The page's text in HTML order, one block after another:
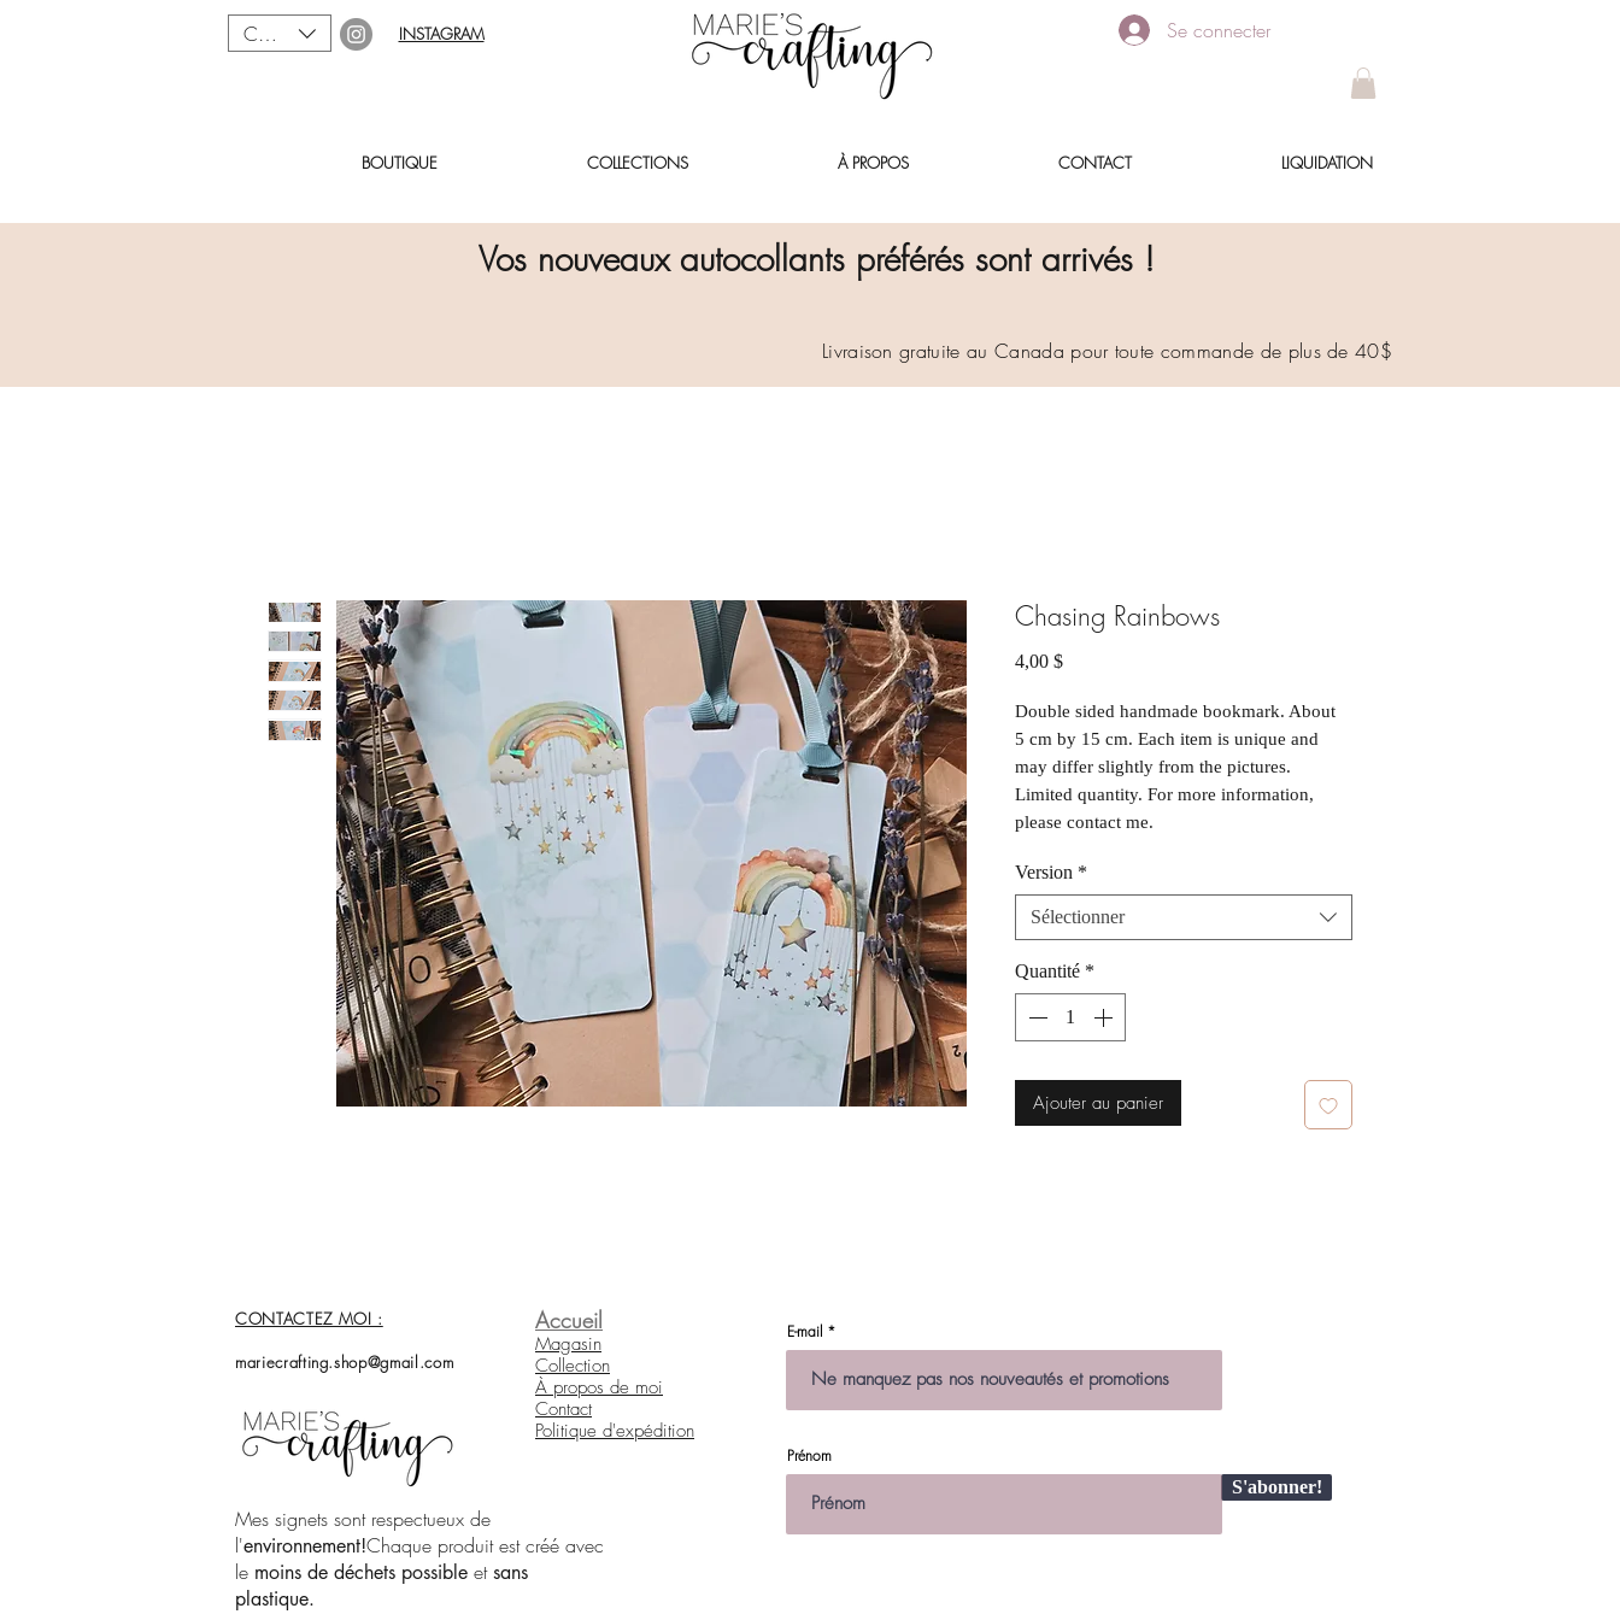
CAD (C$) INSTAGRAM Se connecter
BOUTIQUE COLLECTIONS À PROPOS CONTACT LIQUIDATION
Vos nouveaux autocollants préférés sont arrivés !
Livraison gratuite au Canada pour toute commande de plus de 40$
Chasing Rainbows
4,00 $Prix
Double sided handmade bookmark. About
5 cm by 15 cm. Each item is unique and
may differ slightly from the pictures.
Limited quantity. For more information,
please contact me.
Marque-page fait à la main et double
face. Environ 5 cm par 15 cm. Chaque
des photos. Quantités limitées. Pour plus
d'informations, contactez moi.
Version *
Sélectionner
Quantité *
Ajouter au panier
CONTACTEZ MOI :
mariecrafting.shop@gmail.com
Accueil
Magasin
Collection
À propos de moi
Contact
Politique d'expédition
Mes signets sont respectueux de
l'environnement!Chaque produit est créé avec
le moins de déchets possible etsans
plastique.
E-mail
S'abonner!
Prénom